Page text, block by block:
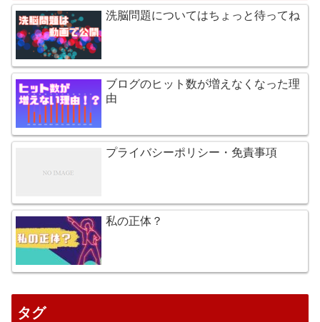
洗脳問題についてはちょっと待ってね
ブログのヒット数が増えなくなった理
由
プライバシーポリシー・免責事項
私の正体？
タグ